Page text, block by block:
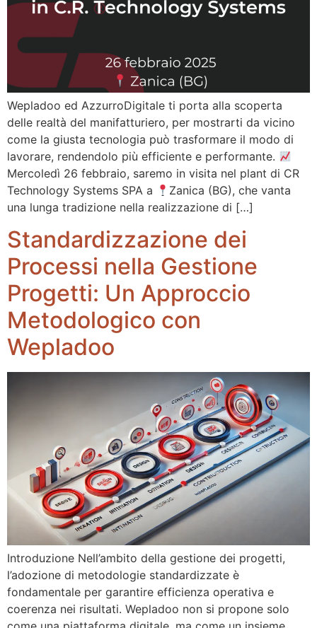
Wepladoo ed AzzurroDigitale ti porta alla scoperta
delle realtà del manifatturiero, per mostrarti da vicino
come la giusta tecnologia può trasformare il modo di
lavorare, rendendolo più efficiente e performante.
Mercoledì 26 febbraio, saremo in visita nel plant di CR
Technology Systems SPA a
Zanica (BG), che vanta
una lunga tradizione nella realizzazione di […]
Standardizzazione dei
Processi nella Gestione
Progetti: Un Approccio
Metodologico con
Wepladoo
Introduzione Nell’ambito della gestione dei progetti,
l’adozione di metodologie standardizzate è
fondamentale per garantire efficienza operativa e
coerenza nei risultati. Wepladoo non si propone solo